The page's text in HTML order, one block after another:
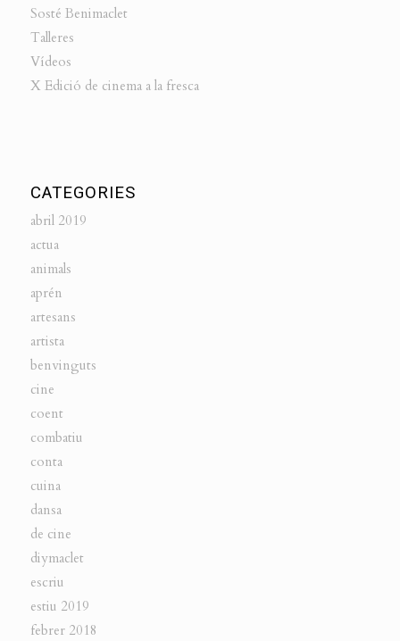
Sosté Benimaclet
Talleres
Vídeos
X Edició de cinema a la fresca
CATEGORIES
abril 2019
actua
animals
aprén
artesans
artista
benvinguts
cine
coent
combatiu
conta
cuina
dansa
de cine
diymaclet
escriu
estiu 2019
febrer 2018